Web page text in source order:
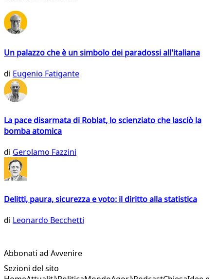
Un palazzo che è un simbolo dei paradossi all'italiana
di Eugenio Fatigante
La pace disarmata di Roblat, lo scienziato che lasciò la
bomba atomica
di Gerolamo Fazzini
Delitti, paura, sicurezza e voto: il diritto alla statistica
di Leonardo Becchetti
Abbonati ad Avvenire
Sezioni del sito